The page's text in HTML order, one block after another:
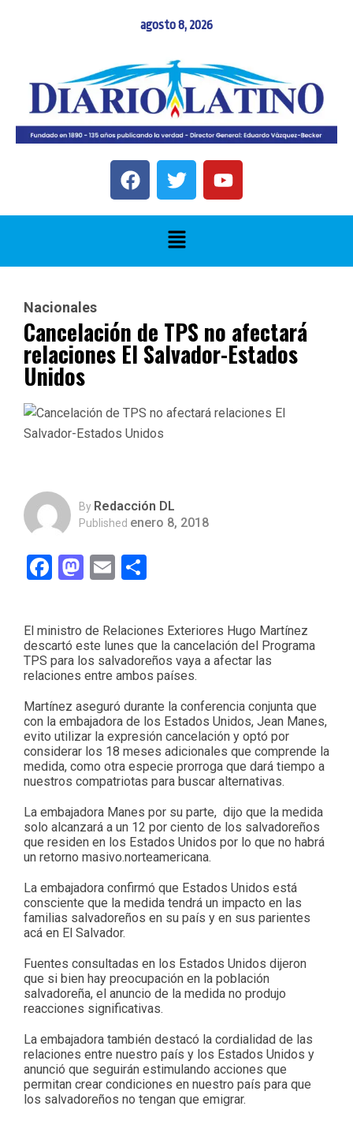
agosto 8, 2026
Nacionales
Cancelación de TPS no afectará
relaciones El Salvador-Estados
Unidos
By Redacción DL
Published enero 8, 2018
Facebook
Mastodon
Email
El ministro de Relaciones Exteriores Hugo Martínez
descartó este lunes que la cancelación del Programa
TPS para los salvadoreños vaya a afectar las
relaciones entre ambos países.
Martínez aseguró durante la conferencia conjunta que
con la embajadora de los Estados Unidos, Jean Manes,
evito utilizar la expresión cancelación y optó por
considerar los 18 meses adicionales que comprende la
medida, como otra especie prorroga que dará tiempo a
nuestros compatriotas para buscar alternativas.
La embajadora Manes por su parte, dijo que la medida
solo alcanzará a un 12 por ciento de los salvadoreños
que residen en los Estados Unidos por lo que no habrá
un retorno masivo.norteamericana.
La embajadora confirmó que Estados Unidos está
consciente que la medida tendrá un impacto en las
familias salvadoreños en su país y en sus parientes
acá en El Salvador.
Fuentes consultadas en los Estados Unidos dijeron
que si bien hay preocupación en la población
salvadoreña, el anuncio de la medida no produjo
reacciones significativas.
La embajadora también destacó la cordialidad de las
relaciones entre nuestro país y los Estados Unidos y
anunció que seguirán estimulando acciones que
permitan crear condiciones en nuestro país para que
los salvadoreños no tengan que emigrar.